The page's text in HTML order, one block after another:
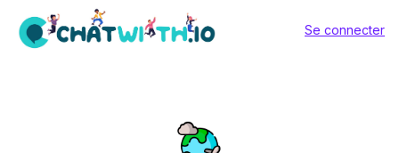
Se connecter